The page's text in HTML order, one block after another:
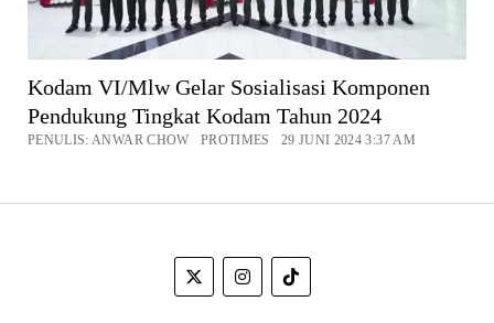
Kodam VI/Mlw Gelar Sosialisasi Komponen
Pendukung Tingkat Kodam Tahun 2024
PENULIS: ANWAR CHOW PROTIMES 29 JUNI 2024 3:37 AM